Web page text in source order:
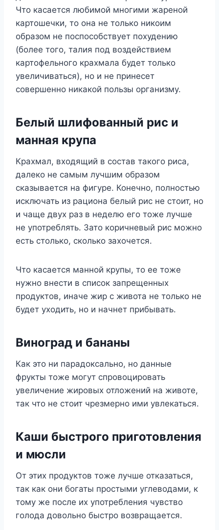
Что касается любимой многими жареной
картошечки, то она не только никоим
образом не поспособствует похудению
(более того, талия под воздействием
картофельного крахмала будет только
увеличиваться), но и не принесет
совершенно никакой пользы организму.
Белый шлифованный рис и
манная крупа
Крахмал, входящий в состав такого риса,
далеко не самым лучшим образом
сказывается на фигуре. Конечно, полностью
исключать из рациона белый рис не стоит, но
и чаще двух раз в неделю его тоже лучше
не употреблять. Зато коричневый рис можно
есть столько, сколько захочется.
Что касается манной крупы, то ее тоже
нужно внести в список запрещенных
продуктов, иначе жир с живота не только не
будет уходить, но и начнет прибывать.
Виноград и бананы
Как это ни парадоксально, но данные
фрукты тоже могут спровоцировать
увеличение жировых отложений на животе,
так что не стоит чрезмерно ими увлекаться.
Каши быстрого приготовления
и мюсли
От этих продуктов тоже лучше отказаться,
так как они богаты простыми углеводами, к
тому же после их употребления чувство
голода довольно быстро возвращается.